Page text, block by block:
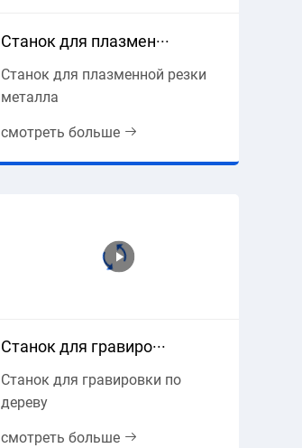
Станок для плазмен···
Станок для плазменной резки
металла
смотреть больше
Станок для гравиро···
Станок для гравировки по
дереву
смотреть больше